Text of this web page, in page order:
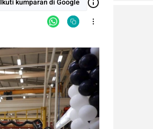
Ikuti kumparan di Google